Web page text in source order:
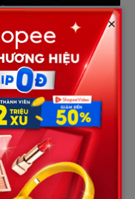
sự kiện của Dolce & Gabbana
“bén” như dao.
thẩm mỹ lại chiếc mũi hay
đẹp của phụ nữ đều đáng tôn
nhân lên hương nhan sắc
“F5” gương mặt, cộng với
Tiên được chú ý hơn hẳn.
×